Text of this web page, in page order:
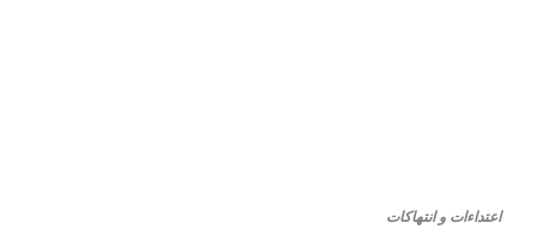
اعتداءات و انتهاكات